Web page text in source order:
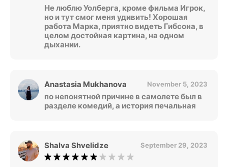
Не люблю Уолберга, кроме фильма Игрок,
но и тут смог меня удивить! Хорошая
работа Марка, приятно видеть Гибсона, в
целом достойная картина, на одном
дыхании.
Anastasia Mukhanova November 5, 2023
по непонятной причине в самолете был в
разделе комедий, а история печальная
Shalva Shvelidze September 29, 2023